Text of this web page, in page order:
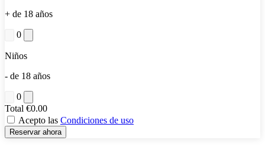
+ de 18 años
0
Niños
- de 18 años
0
Total €0.00
Acepto las Condiciones de uso
Reservar ahora